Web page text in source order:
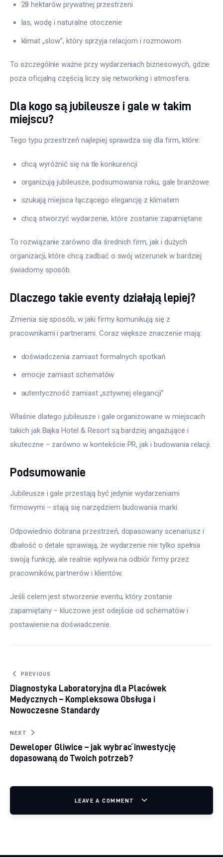
28 hektarów prywatnej przestrzeni
las, wodę i naturalne otoczenie
klimat „slow”, który sprzyja relacjom i rozmowom
To szczególnie ważne przy wydarzeniach biznesowych, gdzie
poza oficjalną częścią liczy się networking i atmosfera.
Dla kogo są jubileusze i gale w takim
miejscu?
Tego typu przestrzeń najlepiej sprawdza się dla firm, które:
chcą wyróżnić się na tle konkurencji
organizują jubileusze, podsumowania roku, gale branżowe
szukają miejsca łączącego elegancję z klimatem
chcą stworzyć wydarzenie, które zostanie zapamiętane
To rozwiązanie zarówno dla średnich firm, jak i dużych
organizacji, które chcą zadbać o swój wizerunek w bardziej
świadomy sposób.
Dlaczego takie eventy działają lepiej?
Zmienia się sposób, w jaki firmy komunikują się z
pracownikami i partnerami. Coraz większe znaczenie mają:
doświadczenia zamiast formalnych spotkań
emocje zamiast schematów
autentyczność zamiast „sztywnej elegancji”
Właśnie dlatego jubileusze i gale organizowane w miejscach
takich jak Bajka Hotel & Resort są bardziej angażujące i
skuteczne – zarówno w kontekście PR, jak i budowania relacji.
Podsumowanie
Jubileusze i gale przestają być jedynie wydarzeniami
firmowymi – stają się narzędziem budowania marki.
Odpowiednio dobrana przestrzeń, dopasowany scenariusz i
dbałość o detale sprawiają, że wydarzenie nie tylko spełnia
swoją funkcję, ale realnie wpływa na odbiór firmy przez
pracowników, partnerów i klientów.
Jeśli celem jest stworzenie eventu, który zostanie
zapamiętany – kluczowe jest odejście od schematów i
postawienie na doświadczenie.
Nawigacja wpisu
PREVIOUS
Diagnostyka Laboratoryjna dla Placówek
Medycznych – Kompleksowa Obsługa i
Nowoczesne Standardy
NEXT
Deweloper Gliwice – jak wybrać inwestycję
dopasowaną do Twoich potrzeb?
LEAVE A COMMENT